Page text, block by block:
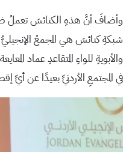
وأضافَ أنَّ هذهِ الكنائسَ تعملُ
شبكةِ كنائسَ هي المجمعُ الإنجيليُّ
والأبويةِ للواءِ المتقاعدِ عماد
في المجتمعِ الأردنيِّ بعيدًا عن أيِّ